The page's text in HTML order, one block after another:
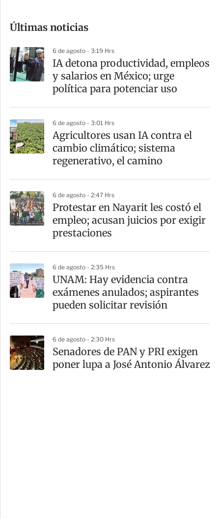
m
a
r
t
Últimas noticias
6 de agosto - 3:19 Hrs
IA detona productividad, empleos
y salarios en México; urge
política para potenciar uso
6 de agosto - 3:01 Hrs
Agricultores usan IA contra el
cambio climático; sistema
regenerativo, el camino
6 de agosto - 2:47 Hrs
Protestar en Nayarit les costó el
empleo; acusan juicios por exigir
prestaciones
6 de agosto - 2:35 Hrs
UNAM: Hay evidencia contra
exámenes anulados; aspirantes
pueden solicitar revisión
6 de agosto - 2:30 Hrs
Senadores de PAN y PRI exigen
poner lupa a José Antonio Álvarez